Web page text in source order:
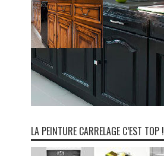
LA PEINTURE CARRELAGE C’EST TOP !